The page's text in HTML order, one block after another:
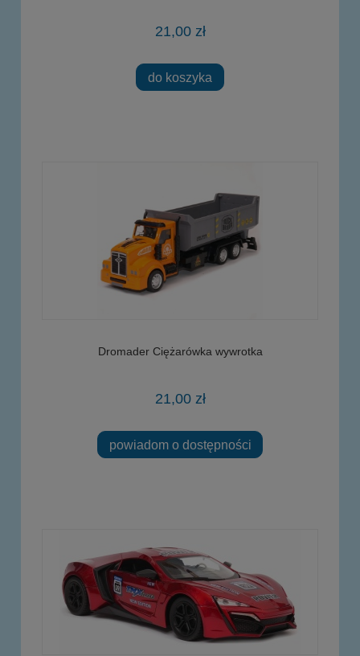
21,00 zł
do koszyka
Dromader Ciężarówka wywrotka
21,00 zł
powiadom o dostępności